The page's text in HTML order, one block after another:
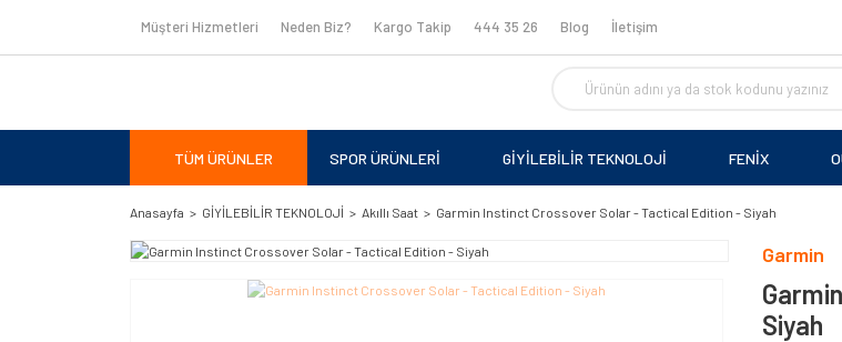
Müşteri Hizmetleri Neden Biz? Kargo Takip 444 35 26 Blog İletişim
TÜM ÜRÜNLER SPOR ÜRÜNLERİ GİYİLEBİLİR TEKNOLOJİ FENİX
Anasayfa GİYİLEBİLİR TEKNOLOJİ Akıllı Saat Garmin Instinct Crossover Solar - Tactical Edition - Siyah
Garmin
Siyah